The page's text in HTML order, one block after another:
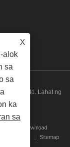
Co., Ltd. Lahat ng
I-download
Sitemap
X
alok
sa
sa
ka
sa